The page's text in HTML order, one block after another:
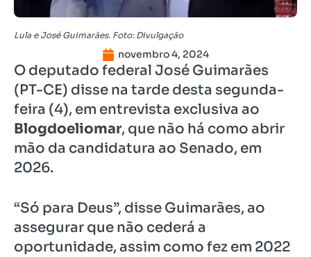
Lula e José Guimarães. Foto: Divulgação
novembro 4, 2024
O deputado federal José Guimarães
(PT-CE) disse na tarde desta segunda-
feira (4), em entrevista exclusiva ao
Blogdoeliomar, que não há como abrir
mão da candidatura ao Senado, em
2026.
“Só para Deus”, disse Guimarães, ao
assegurar que não cederá a
oportunidade, assim como fez em 2022